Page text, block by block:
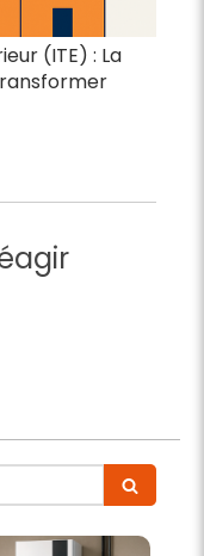
(ITE) : La